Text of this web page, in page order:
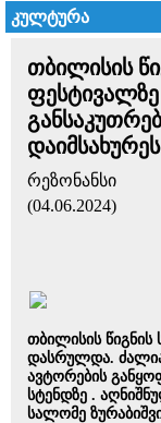
კულტურა
თბილისის
დაიმსახურეს
რეზონანსი
(04.06.2024)
თბილისის
დასრულდა.
ავტორების
სტენდზე .
სალომე